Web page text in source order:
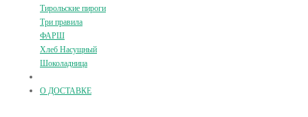
Тирольские пироги
Три правила
ФАРШ
Хлеб Насущный
Шоколадница
О ДОСТАВКЕ